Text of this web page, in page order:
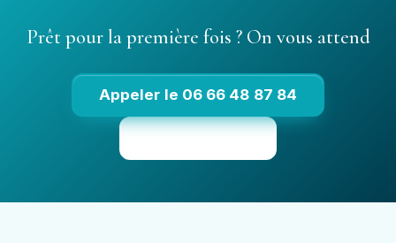
Prêt pour la première fois ? On vous attend
Appeler le 06 66 48 87 84